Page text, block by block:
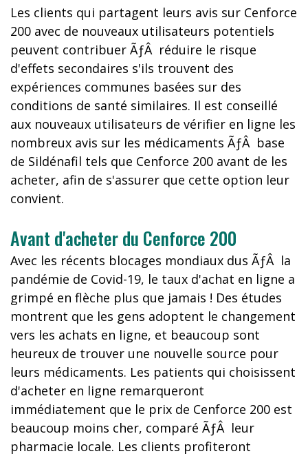
Les clients qui partagent leurs avis sur Cenforce
200 avec de nouveaux utilisateurs potentiels
peuvent contribuer ÃƒÂ réduire le risque
d'effets secondaires s'ils trouvent des
expériences communes basées sur des
conditions de santé similaires. Il est conseillé
aux nouveaux utilisateurs de vérifier en ligne les
nombreux avis sur les médicaments ÃƒÂ base
de Sildénafil tels que Cenforce 200 avant de les
acheter, afin de s'assurer que cette option leur
convient.
Avant d'acheter du Cenforce 200
Avec les récents blocages mondiaux dus ÃƒÂ la
pandémie de Covid-19, le taux d'achat en ligne a
grimpé en flèche plus que jamais ! Des études
montrent que les gens adoptent le changement
vers les achats en ligne, et beaucoup sont
heureux de trouver une nouvelle source pour
leurs médicaments. Les patients qui choisissent
d'acheter en ligne remarqueront
immédiatement que le prix de Cenforce 200 est
beaucoup moins cher, comparé ÃƒÂ leur
pharmacie locale. Les clients profiteront